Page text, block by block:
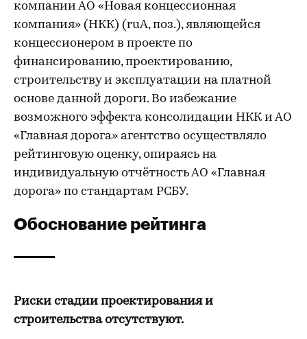
компании АО «Новая концессионная
компания» (НКК) (ruA, поз.), являющейся
концессионером в проекте по
финансированию, проектированию,
строительству и эксплуатации на платной
основе данной дороги. Во избежание
возможного эффекта консолидации НКК и АО
«Главная дорога» агентство осуществляло
рейтинговую оценку, опираясь на
индивидуальную отчётность АО «Главная
дорога» по стандартам РСБУ.
Обоснование рейтинга
Риски стадии проектирования и
строительства отсутствуют.